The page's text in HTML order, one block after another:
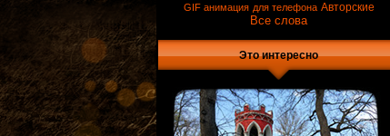
GIF анимация для телефона Авторские
Все слова
Это интересно